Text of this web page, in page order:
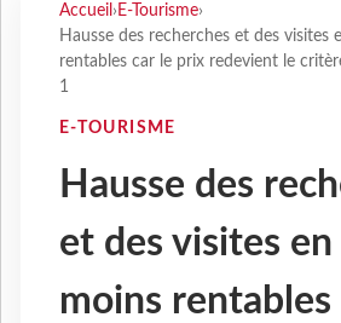
Accueil › E-Tourisme›
Hausse des recherches et des visites
rentables car le prix redevient le
1
E-TOURISME
Hausse des
et des visites
moins rentables